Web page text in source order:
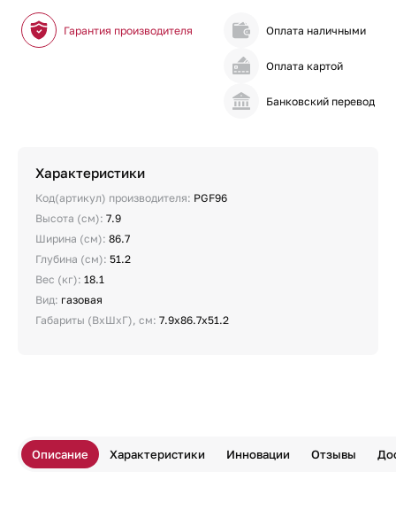
Гарантия производителя Оплата наличными
Оплата картой
Банковский перевод
Характеристики
Код(артикул) производителя: PGF96
Высота (см): 7.9
Ширина (см): 86.7
Глубина (см): 51.2
Вес (кг): 18.1
Вид: газовая
Габариты (ВхШхГ), см: 7.9х86.7х51.2
Описание Характеристики Инновации Отзывы